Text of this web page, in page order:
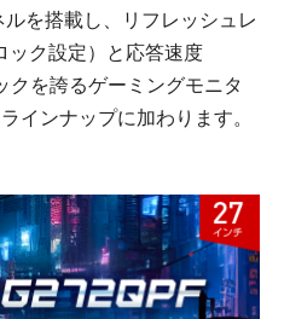
を搭載し、リフレッシュレ
ック設定）と応答速度
クを誇るゲーミングモニタ
インナップに加わります。